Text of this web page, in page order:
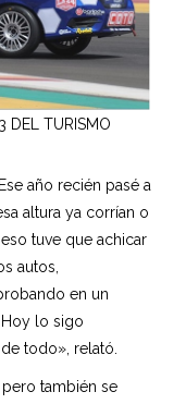
DEL TURISMO
año recién pasé a
altura ya corrían o
tuve que achicar
autos,
en un
lo sigo
todo», relató.
también se